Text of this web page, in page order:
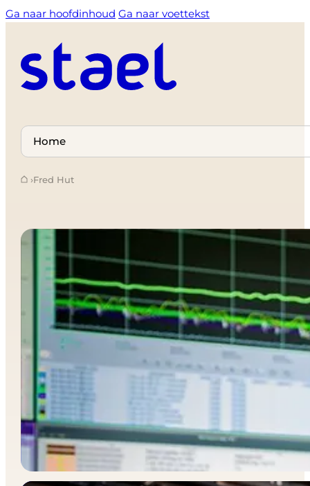
Ga naar hoofdinhoud Ga naar voettekst
Select
page
›Fred Hut